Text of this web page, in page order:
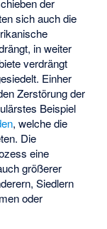
der
sich auch die
in weiter
verdrängt
Einher
Zerstörung der
Beispiel
, welche die
Die
eine
größerer
Siedlern
oder